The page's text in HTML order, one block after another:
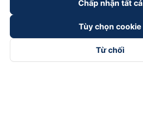
Đà Nẵng đi Hội An
Đà Nẵng đi Huế
Chấp nhận tất cả
Tùy chọn cookie
Từ chối